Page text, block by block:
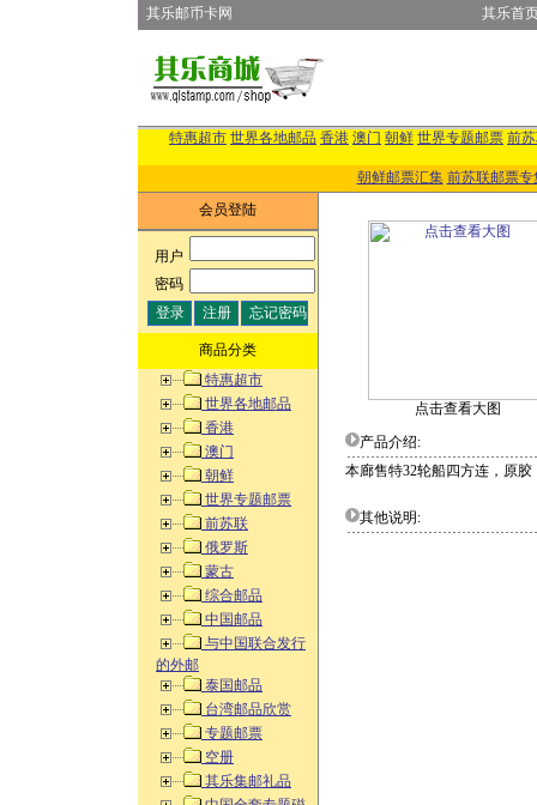
其乐邮币卡网 其乐首
特惠超市 世界各地邮品 香港 澳门 朝鲜 世界专题邮票 前
朝鲜邮票汇集 前苏联邮票专
会员登陆
用户:
密码:
商品分类
特惠超市
世界各地邮品
香港
澳门
朝鲜
世界专题邮票
前苏联
俄罗斯
蒙古
综合邮品
中国邮品
与中国联合发行
的外邮
泰国邮品
台湾邮品欣赏
专题邮票
空册
其乐集邮礼品
点击查看大图
产品介绍:
本廊售特32轮船四方连，原
其他说明: